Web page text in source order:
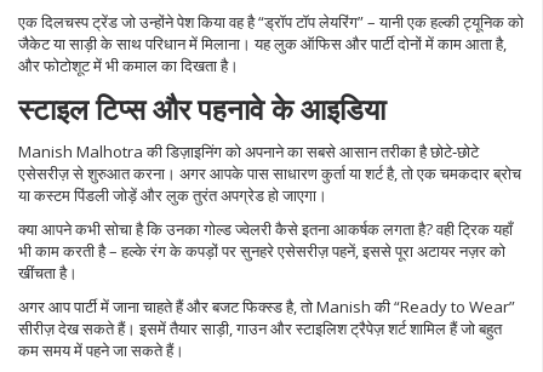
एक दिलचस्प ट्रेंड जो उन्होंने पेश किया वह है “ड्रॉप टॉप लेयरिंग” – यानी एक हल्की ट्यूनिक को
जैकेट या साड़ी के साथ परिधान में मिलाना। यह लुक ऑफिस और पार्टी दोनों में काम आता है,
और फोटोशूट में भी कमाल का दिखता है।
स्टाइल टिप्स और पहनावे के आइडिया
Manish Malhotra की डिज़ाइनिंग को अपनाने का सबसे आसान तरीका है छोटे‑छोटे
एसेसरीज़ से शुरुआत करना। अगर आपके पास साधारण कुर्ता या शर्ट है, तो एक चमकदार ब्रोच
या कस्टम पिंडली जोड़ें और लुक तुरंत अपग्रेड हो जाएगा।
क्या आपने कभी सोचा है कि उनका गोल्ड ज्वेलरी कैसे इतना आकर्षक लगता है? वही ट्रिक यहाँ
भी काम करती है – हल्के रंग के कपड़ों पर सुनहरे एसेसरीज़ पहनें, इससे पूरा अटायर नज़र को
खींचता है।
अगर आप पार्टी में जाना चाहते हैं और बजट फिक्स्ड है, तो Manish की “Ready to Wear”
सीरीज़ देख सकते हैं। इसमें तैयार साड़ी, गाउन और स्टाइलिश ट्रैपेज़ शर्ट शामिल हैं जो बहुत
कम समय में पहने जा सकते हैं।